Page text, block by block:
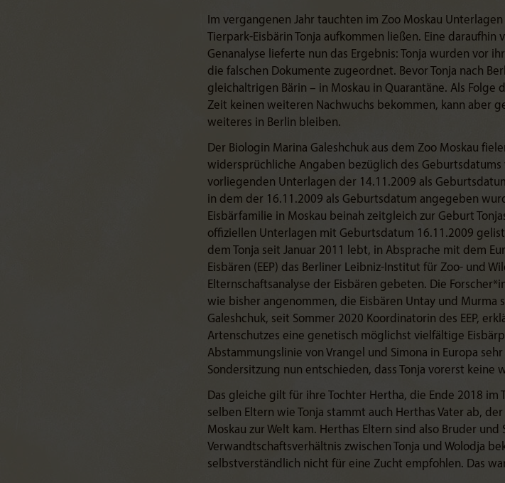
Im vergangenen Jahr tauchten im Zoo Moskau
Tierpark-Eisbärin Tonja aufkommen ließen. Eine
Genanalyse lieferte nun das Ergebnis: Tonja wurden vor
die falschen Dokumente zugeordnet. Bevor Tonja nach
gleichaltrigen Bärin – in Moskau in Quarantäne. Als Folge
Zeit keinen weiteren Nachwuchs bekommen, kann aber
weiteres in Berlin bleiben.
Der Biologin Marina Galeshchuk aus dem Zoo Moskau
widersprüchliche Angaben bezüglich des Geburtsdatums
vorliegenden Unterlagen der 14.11.2009 als
in dem der 16.11.2009 als Geburtsdatum angegeben
Eisbärfamilie in Moskau beinah zeitgleich zur Geburt
offiziellen Unterlagen mit Geburtsdatum 16.11.2009
dem Tonja seit Januar 2011 lebt, in Absprache mit dem
Eisbären (EEP) das Berliner Leibniz-Institut für Zoo- und
Elternschaftsanalyse der Eisbären gebeten. Die
wie bisher angenommen, die Eisbären Untay und Murma
Galeshchuk, seit Sommer 2020 Koordinatorin des EEP,
Artenschutzes eine genetisch möglichst vielfältige
Abstammungslinie von Vrangel und Simona in Europa
Sondersitzung nun entschieden, dass Tonja vorerst keine
Das gleiche gilt für ihre Tochter Hertha, die Ende 2018 im
selben Eltern wie Tonja stammt auch Herthas Vater ab,
Moskau zur Welt kam. Herthas Eltern sind also Bruder und
Verwandtschaftsverhältnis zwischen Tonja und Wolodja
selbstverständlich nicht für eine Zucht empfohlen. Das